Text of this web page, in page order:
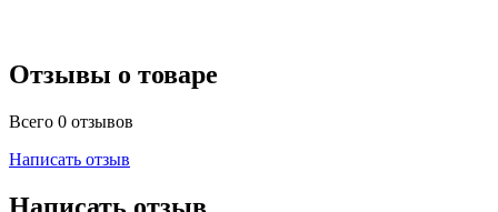
Отзывы о товаре
Всего 0 отзывов
Написать отзыв
Написать отзыв